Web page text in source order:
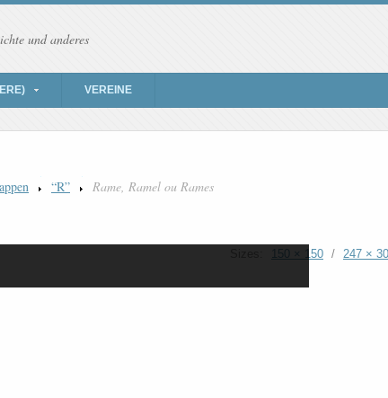
und anderes
VEREINE
“R” Rame, Ramel ou Rames
150 × 150 / 247 ×